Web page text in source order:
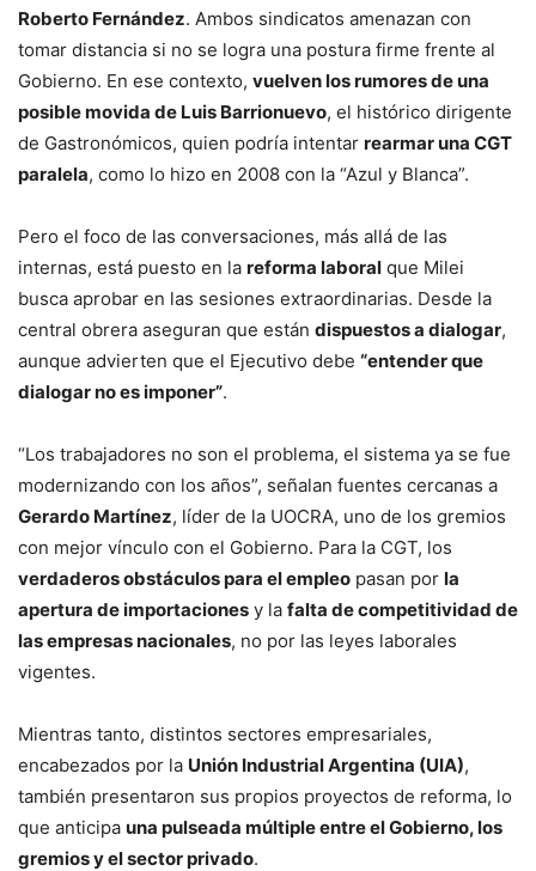
Roberto Fernández. Ambos sindicatos amenazan con
tomar distancia si no se logra una postura firme frente al
Gobierno. En ese contexto, vuelven los rumores de una
posible movida de Luis Barrionuevo, el histórico dirigente
de Gastronómicos, quien podría intentar rearmar una CGT
paralela, como lo hizo en 2008 con la “Azul y Blanca”.
Pero el foco de las conversaciones, más allá de las
internas, está puesto en la reforma laboral que Milei
busca aprobar en las sesiones extraordinarias. Desde la
central obrera aseguran que están dispuestos a dialogar,
aunque advierten que el Ejecutivo debe “entender que
dialogar no es imponer”.
“Los trabajadores no son el problema, el sistema ya se fue
modernizando con los años”, señalan fuentes cercanas a
Gerardo Martínez, líder de la UOCRA, uno de los gremios
con mejor vínculo con el Gobierno. Para la CGT, los
verdaderos obstáculos para el empleo pasan por la
apertura de importaciones y la falta de competitividad de
las empresas nacionales, no por las leyes laborales
vigentes.
Mientras tanto, distintos sectores empresariales,
encabezados por la Unión Industrial Argentina (UIA),
también presentaron sus propios proyectos de reforma, lo
que anticipa una pulseada múltiple entre el Gobierno, los
gremios y el sector privado.